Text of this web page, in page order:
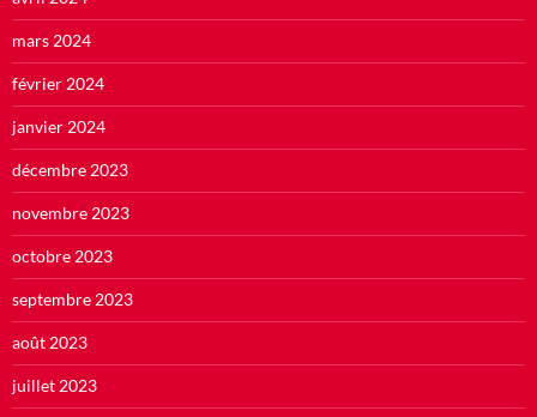
mars 2024
février 2024
janvier 2024
décembre 2023
novembre 2023
octobre 2023
septembre 2023
août 2023
juillet 2023